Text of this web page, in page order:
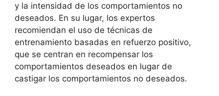
y la intensidad de los comportamientos no
deseados. En su lugar, los expertos
recomiendan el uso de técnicas de
entrenamiento basadas en refuerzo positivo,
que se centran en recompensar los
comportamientos deseados en lugar de
castigar los comportamientos no deseados.